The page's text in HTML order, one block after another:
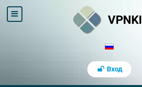
VPNKI
Вход